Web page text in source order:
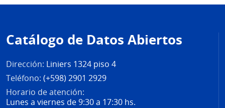
de
página
Catálogo de Datos Abiertos
Dirección: Liniers 1324 piso 4
Teléfono: (+598) 2901 2929
Horario de atención:
Lunes a viernes de 9:30 a 17:30 hs.